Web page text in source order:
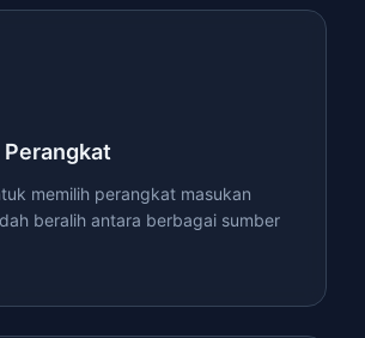
memilih perangkat masukan
beralih antara berbagai sumber